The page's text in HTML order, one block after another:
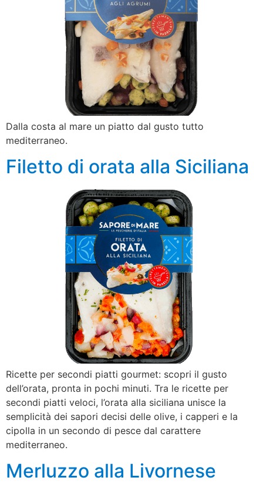
Dalla costa al mare un piatto dal gusto tutto
mediterraneo.
Filetto di orata alla Siciliana
Ricette per secondi piatti gourmet: scopri il gusto
dell’orata, pronta in pochi minuti. Tra le ricette per
secondi piatti veloci, l’orata alla siciliana unisce la
semplicità dei sapori decisi delle olive, i capperi e la
cipolla in un secondo di pesce dal carattere
mediterraneo.
Merluzzo alla Livornese